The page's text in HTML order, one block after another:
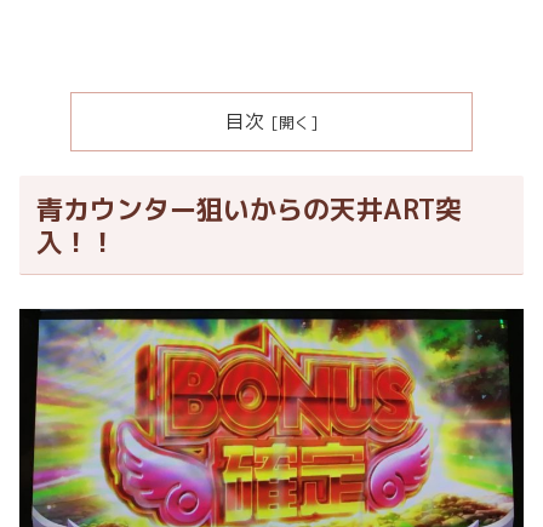
目次
青カウンター狙いからの天井ART突
入！！